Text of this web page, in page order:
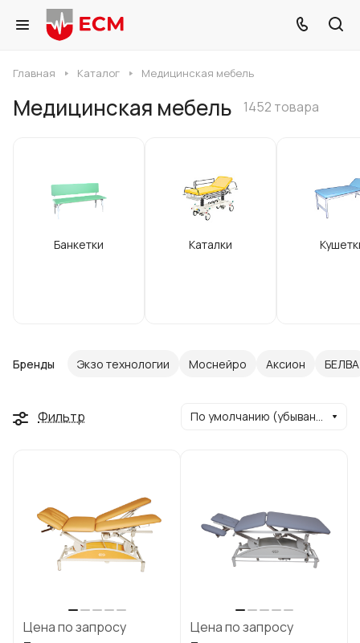
Главная Каталог Медицинская мебель
Медицинская мебель 1452 товара
Банкетки Каталки
Бренды Экзо технологии Моснейро Аксион БЕЛВА
Фильтр По умолчанию (убывание)
Цена по запросу Цена по запросу